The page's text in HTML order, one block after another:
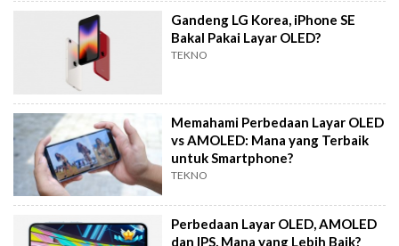
Gandeng LG Korea, iPhone SE
Bakal Pakai Layar OLED?
TEKNO
Memahami Perbedaan Layar OLED
vs AMOLED: Mana yang Terbaik
untuk Smartphone?
TEKNO
Perbedaan Layar OLED, AMOLED
dan IPS, Mana yang Lebih Baik?